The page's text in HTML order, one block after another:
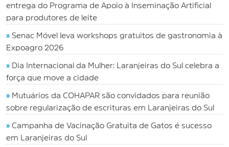
entrega do Programa de Apoio à Inseminação Artificial
para produtores de leite
» Senac Móvel leva workshops gratuitos de gastronomia à
Expoagro 2026
» Dia Internacional da Mulher: Laranjeiras do Sul celebra a
força que move a cidade
» Mutuários da COHAPAR são convidados para reunião
sobre regularização de escrituras em Laranjeiras do Sul
» Campanha de Vacinação Gratuita de Gatos é sucesso
em Laranjeiras do Sul